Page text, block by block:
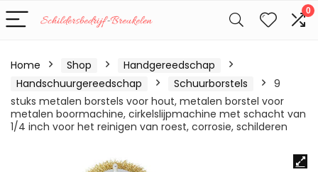
0
Home Shop
Handgereedschap
Handschuurgereedschap
Schuurborstels
9
stuks metalen borstels voor hout, metalen borstel voor
metalen boormachine, cirkelslijpmachine met schacht van
1/4 inch voor het reinigen van roest, corrosie, schilderen